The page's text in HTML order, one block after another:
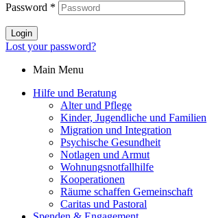
Password *
Login
Lost your password?
Main Menu
Hilfe und Beratung
Alter und Pflege
Kinder, Jugendliche und Familien
Migration und Integration​
Psychische Gesundheit
Notlagen und Armut
Wohnungs­notfallhilfe
Kooperationen
Räume schaffen Gemeinschaft
Caritas und Pastoral